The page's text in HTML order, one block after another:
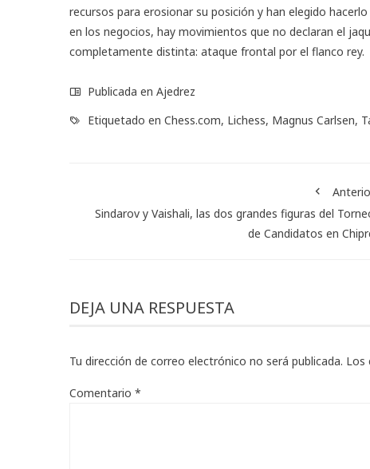
recursos para erosionar su posición y han elegido
en los negocios, hay movimientos que no declaran el
completamente distinta: ataque frontal por el flanco rey.
Publicada en Ajedrez
Etiquetado en Chess.com, Lichess, Magnus Carlsen,
Sindarov y Vaishali, las dos grandes figuras del
de Candidatos en
DEJA UNA RESPUESTA
Tu dirección de correo electrónico no será publicada. Los
Comentario *